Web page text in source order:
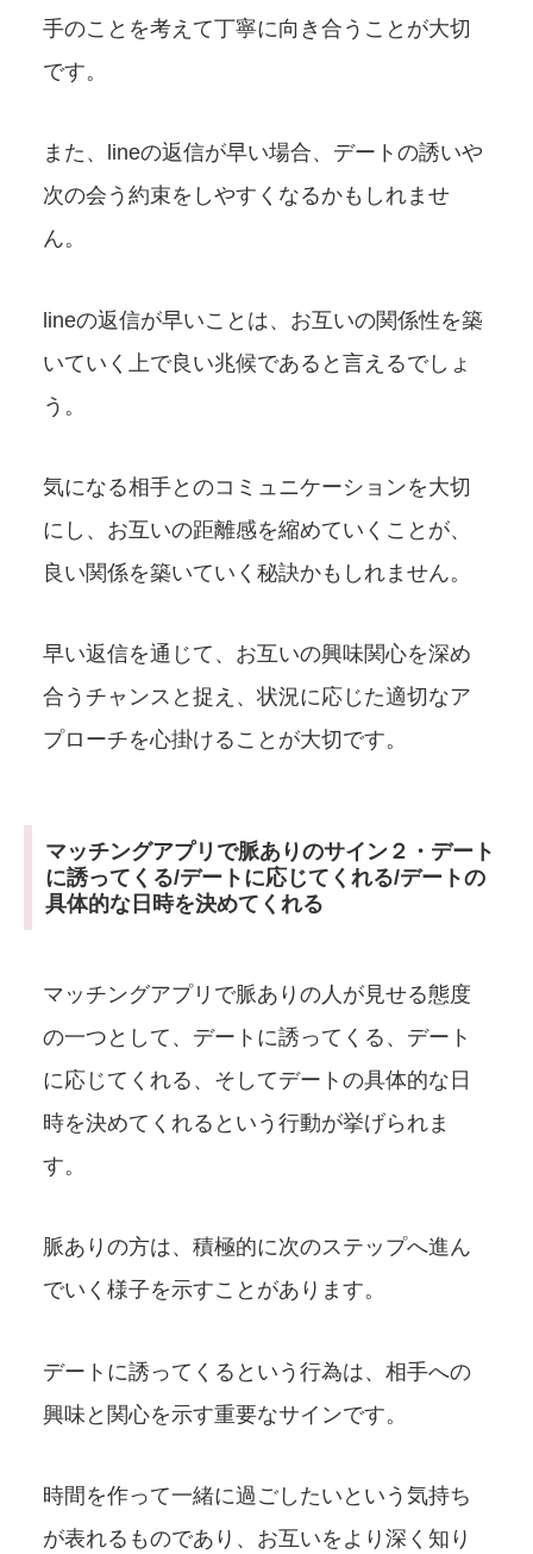
手のことを考えて丁寧に向き合うことが大切
です。
また、lineの返信が早い場合、デートの誘いや
次の会う約束をしやすくなるかもしれませ
ん。
lineの返信が早いことは、お互いの関係性を築
いていく上で良い兆候であると言えるでしょ
う。
気になる相手とのコミュニケーションを大切
にし、お互いの距離感を縮めていくことが、
良い関係を築いていく秘訣かもしれません。
早い返信を通じて、お互いの興味関心を深め
合うチャンスと捉え、状況に応じた適切なア
プローチを心掛けることが大切です。
マッチングアプリで脈ありのサイン２・デート
に誘ってくる/デートに応じてくれる/デートの
具体的な日時を決めてくれる
マッチングアプリで脈ありの人が見せる態度
の一つとして、デートに誘ってくる、デート
に応じてくれる、そしてデートの具体的な日
時を決めてくれるという行動が挙げられま
す。
脈ありの方は、積極的に次のステップへ進ん
でいく様子を示すことがあります。
デートに誘ってくるという行為は、相手への
興味と関心を示す重要なサインです。
時間を作って一緒に過ごしたいという気持ち
が表れるものであり、お互いをより深く知り